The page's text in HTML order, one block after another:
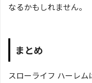
なるかもしれません。
まとめ
スローライフ ハーレ